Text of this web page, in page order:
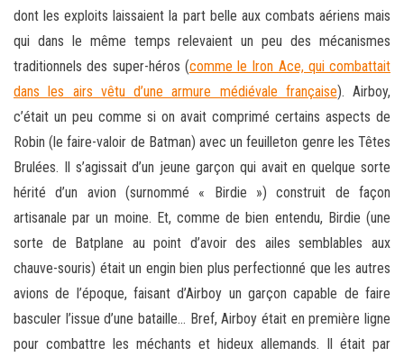
dont les exploits laissaient la part belle aux combats aériens mais
qui dans le même temps relevaient un peu des mécanismes
traditionnels des super-héros (comme le Iron Ace, qui combattait
dans les airs vêtu d’une armure médiévale française). Airboy,
c’était un peu comme si on avait comprimé certains aspects de
Robin (le faire-valoir de Batman) avec un feuilleton genre les Têtes
Brulées. Il s’agissait d’un jeune garçon qui avait en quelque sorte
hérité d’un avion (surnommé « Birdie ») construit de façon
artisanale par un moine. Et, comme de bien entendu, Birdie (une
sorte de Batplane au point d’avoir des ailes semblables aux
chauve-souris) était un engin bien plus perfectionné que les autres
avions de l’époque, faisant d’Airboy un garçon capable de faire
basculer l’issue d’une bataille… Bref, Airboy était en première ligne
pour combattre les méchants et hideux allemands. Il était par